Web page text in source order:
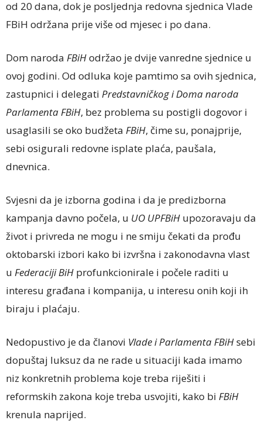
od 20 dana, dok je posljednja redovna sjednica Vlade
FBiH održana prije više od mjesec i po dana.
Dom naroda FBiHodržao je dvije vanredne sjednice u
ovoj godini. Od odluka koje pamtimo sa ovih sjednica,
zastupnici i delegati Predstavničkog i Doma naroda
Parlamenta FBiH, bez problema su postigli dogovor i
usaglasili se oko budžeta FBiH, čime su, ponajprije,
sebi osigurali redovne isplate plaća, paušala,
dnevnica.
Svjesni da je izborna godina i da je predizborna
kampanja davno počela, u UO UPFBiH upozoravaju da
život i privreda ne mogu i ne smiju čekati da prođu
oktobarski izbori kako bi izvršna i zakonodavna vlast
u Federaciji BiH profunkcionirale i počele raditi u
interesu građana i kompanija, u interesu onih koji ih
biraju i plaćaju.
Nedopustivo je da članovi Vlade i Parlamenta FBiHsebi
dopuštaj luksuz da ne rade u situaciji kada imamo
niz konkretnih problema koje treba riješiti i
reformskih zakona koje treba usvojiti, kako bi FBiH
krenula naprijed.